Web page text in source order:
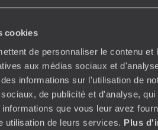
cookies
de personnaliser le contenu et
aux médias sociaux et
informations sur l'utilisation de
de publicité et d'analyse,
que vous leur avez
utilisation de leurs services. Plus
Voyageurs du
liberté selon ses envies,
ses passions